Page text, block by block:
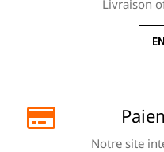
Livraison
Notre site